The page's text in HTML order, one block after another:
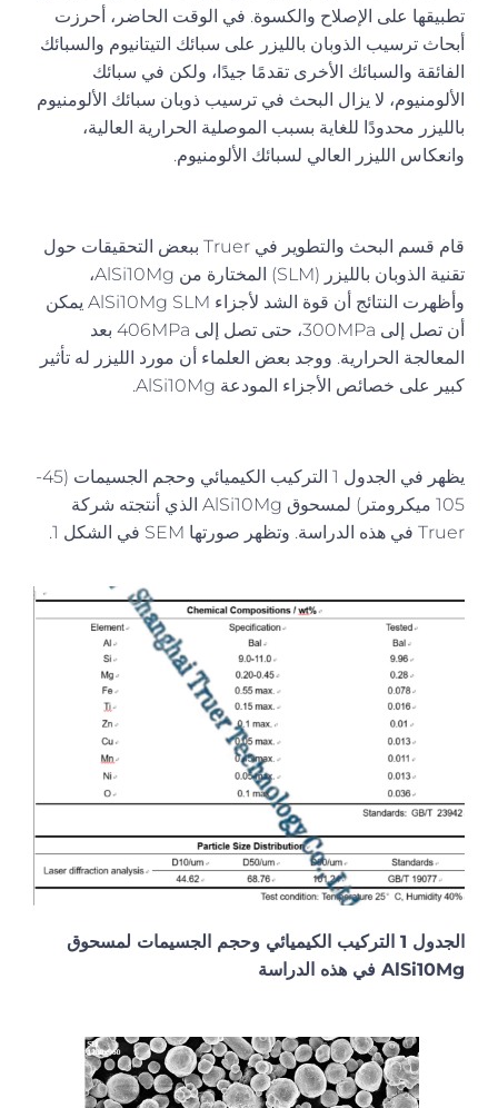
تطبيقها على الإصلاح والكسوة. في الوقت الحاضر، أحرزت
أبحاث ترسيب الذوبان بالليزر على سبائك التيتانيوم والسبائك
الفائقة والسبائك الأخرى تقدمًا جيدًا، ولكن في سبائك
الألومنيوم، لا يزال البحث في ترسيب ذوبان سبائك الألومنيوم
بالليزر محدودًا للغاية بسبب الموصلية الحرارية العالية،
وانعكاس الليزر العالي لسبائك الألومنيوم.
قام قسم البحث والتطوير في Truer ببعض التحقيقات حول
تقنية الذوبان بالليزر (SLM) المختارة من AlSi10Mg،
وأظهرت النتائج أن قوة الشد لأجزاء AlSi10Mg SLM يمكن
أن تصل إلى 300MPa، حتى تصل إلى 406MPa بعد
المعالجة الحرارية. ووجد بعض العلماء أن مورد الليزر له تأثير
كبير على خصائص الأجزاء المودعة AlSi10Mg.
يظهر في الجدول 1 التركيب الكيميائي وحجم الجسيمات (45-
105 ميكرومتر) لمسحوق AlSi10Mg الذي أنتجته شركة
Truer في هذه الدراسة. وتظهر صورتها SEM في الشكل 1.
الجدول 1 التركيب الكيميائي وحجم الجسيمات لمسحوق
AlSi10Mg في هذه الدراسة